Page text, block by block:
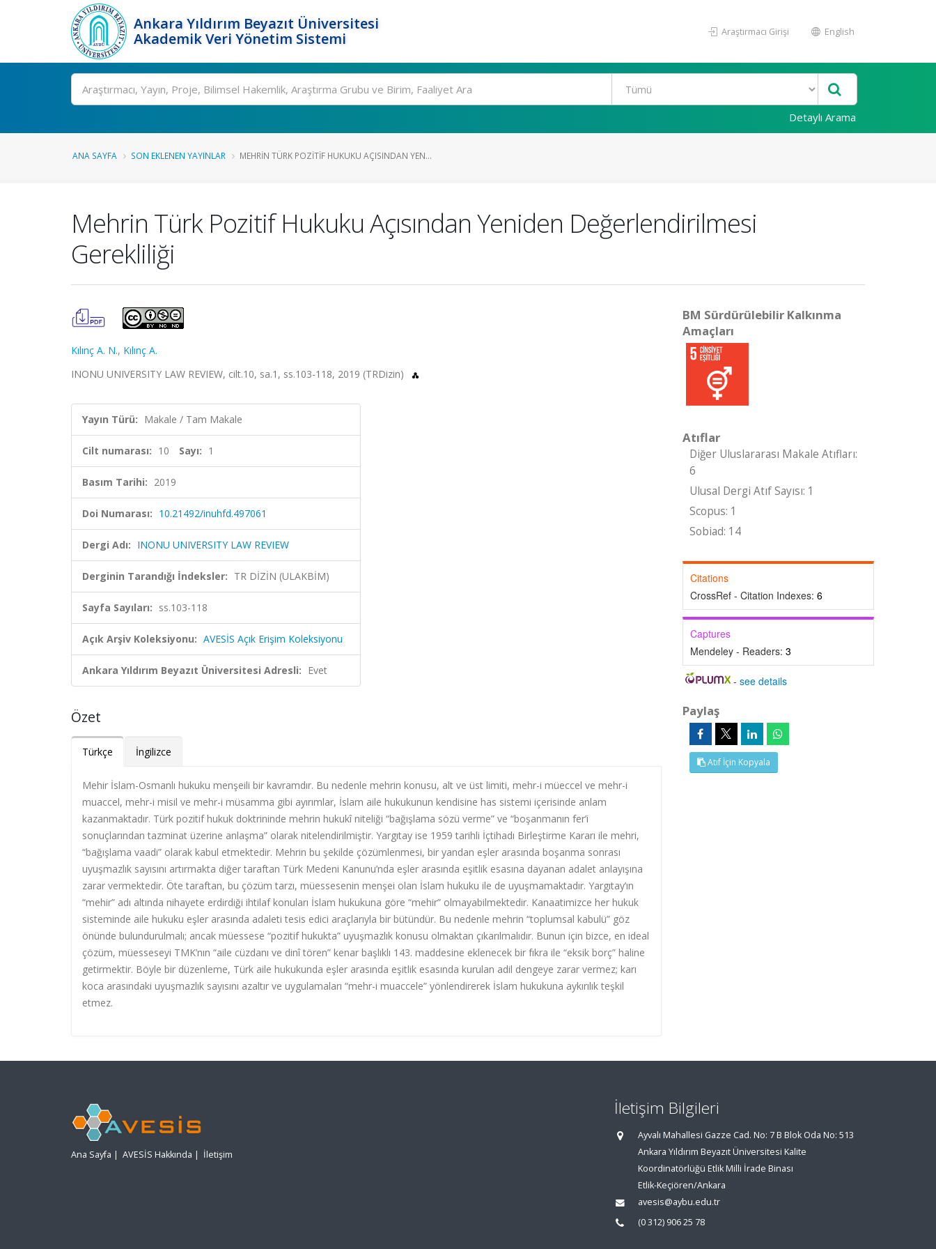
Ankara Yıldırım Beyazıt Üniversitesi
Akademik Veri Yönetim Sistemi
Araştırmacı Girişi English
Ara
Detaylı Arama
ANA SAYFA SON EKLENEN YAYINLAR MEHRIN TÜRK POZITIF HUKUKU AÇISINDAN YEN...
Mehrin Türk Pozitif Hukuku Açısından Yeniden Değerlendirilmesi
Gerekliliği
Kılınç A. N., Kılınç A.
INONU UNIVERSITY LAW REVIEW, cilt.10, sa.1, ss.103-118, 2019 (TRDizin)
Yayın Türü: Makale / Tam Makale
Cilt numarası: 10 Sayı: 1
Basım Tarihi: 2019
Doi Numarası: 10.21492/inuhfd.497061
Dergi Adı: INONU UNIVERSITY LAW REVIEW
Derginin Tarandığı İndeksler: TR DİZİN (ULAKBİM)
Sayfa Sayıları: ss.103-118
Açık Arşiv Koleksiyonu: AVESİS Açık Erişim Koleksiyonu
Ankara Yıldırım Beyazıt Üniversitesi Adresli: Evet
Özet
Türkçe İngilizce
Mehir İslam-Osmanlı hukuku menşeili bir kavramdır. Bu nedenle mehrin konusu, alt ve üst limiti, mehr-i müeccel ve mehr-i
muaccel, mehr-i misil ve mehr-i müsamma gibi ayırımlar, İslam aile hukukunun kendisine has sistemi içerisinde anlam
kazanmaktadır. Türk pozitif hukuk doktrininde mehrin hukukî niteliği “bağışlama sözü verme” ve “boşanmanın fer’i
sonuçlarından tazminat üzerine anlaşma” olarak nitelendirilmiştir. Yargıtay ise 1959 tarihli İçtihadı Birleştirme Kararı ile mehri,
“bağışlama vaadi” olarak kabul etmektedir. Mehrin bu şekilde çözümlenmesi, bir yandan eşler arasında boşanma sonrası
uyuşmazlık sayısını artırmakta diğer taraftan Türk Medeni Kanunu’nda eşler arasında eşitlik esasına dayanan adalet anlayışına
zarar vermektedir. Öte taraftan, bu çözüm tarzı, müessesenin menşei olan İslam hukuku ile de uyuşmamaktadır. Yargıtay’ın
“mehir” adı altında nihayete erdirdiği ihtilaf konuları İslam hukukuna göre “mehir” olmayabilmektedir. Kanaatimizce her hukuk
sisteminde aile hukuku eşler arasında adaleti tesis edici araçlarıyla bir bütündür. Bu nedenle mehrin “toplumsal kabulü” göz
önünde bulundurulmalı; ancak müessese “pozitif hukukta” uyuşmazlık konusu olmaktan çıkarılmalıdır. Bunun için bizce, en ideal
çözüm, müesseseyi TMK’nın “aile cüzdanı ve dinî tören” kenar başlıklı 143. maddesine eklenecek bir fıkra ile “eksik borç” haline
getirmektir. Böyle bir düzenleme, Türk aile hukukunda eşler arasında eşitlik esasında kurulan adil dengeye zarar vermez; karı
koca arasındaki uyuşmazlık sayısını azaltır ve uygulamaları “mehr-i muaccele” yönlendirerek İslam hukukuna aykırılık teşkil
etmez.
BM Sürdürülebilir Kalkınma
Amaçları
Atıflar
Diğer Uluslararası Makale Atıfları:
6
Ulusal Dergi Atıf Sayısı: 1
Scopus: 1
Sobiad: 14
Citations
CrossRef - Citation Indexes: 6
Captures
Mendeley - Readers: 3
-see details
Paylaş
Atıf İçin Kopyala
Ana Sayfa | AVESİS Hakkında | İletişim
İletişim Bilgileri
Ayvalı Mahallesi Gazze Cad. No: 7 B Blok Oda No: 513
Ankara Yıldırım Beyazıt Üniversitesi Kalite
Koordinatörlüğü Etlik Milli İrade Binası
Etlik-Keçiören/Ankara
avesis@aybu.edu.tr
(0 312) 906 25 78